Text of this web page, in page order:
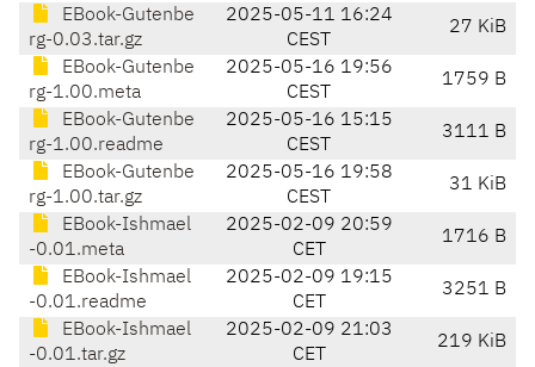
EBook-Gutenbe
rg-0.03.tar.gz
2025-05-11 16:24
CEST
27 KiB
EBook-Gutenbe
rg-1.00.meta
2025-05-16 19:56
CEST
1759 B
EBook-Gutenbe
rg-1.00.readme
2025-05-16 15:15
CEST
3111 B
EBook-Gutenbe
rg-1.00.tar.gz
2025-05-16 19:58
CEST
31 KiB
EBook-Ishmael
-0.01.meta
2025-02-09 20:59
CET
1716 B
EBook-Ishmael
-0.01.readme
2025-02-09 19:15
CET
3251 B
EBook-Ishmael
-0.01.tar.gz
2025-02-09 21:03
CET
219 KiB